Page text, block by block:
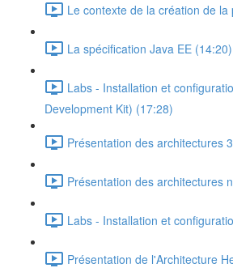
Le contexte de la création de
La spécification Java EE (14:20)
Labs - Installation et
Development Kit) (17:28)
Présentation des architectures
Présentation des architectures
Labs - Installation et
Présentation de l'Architecture